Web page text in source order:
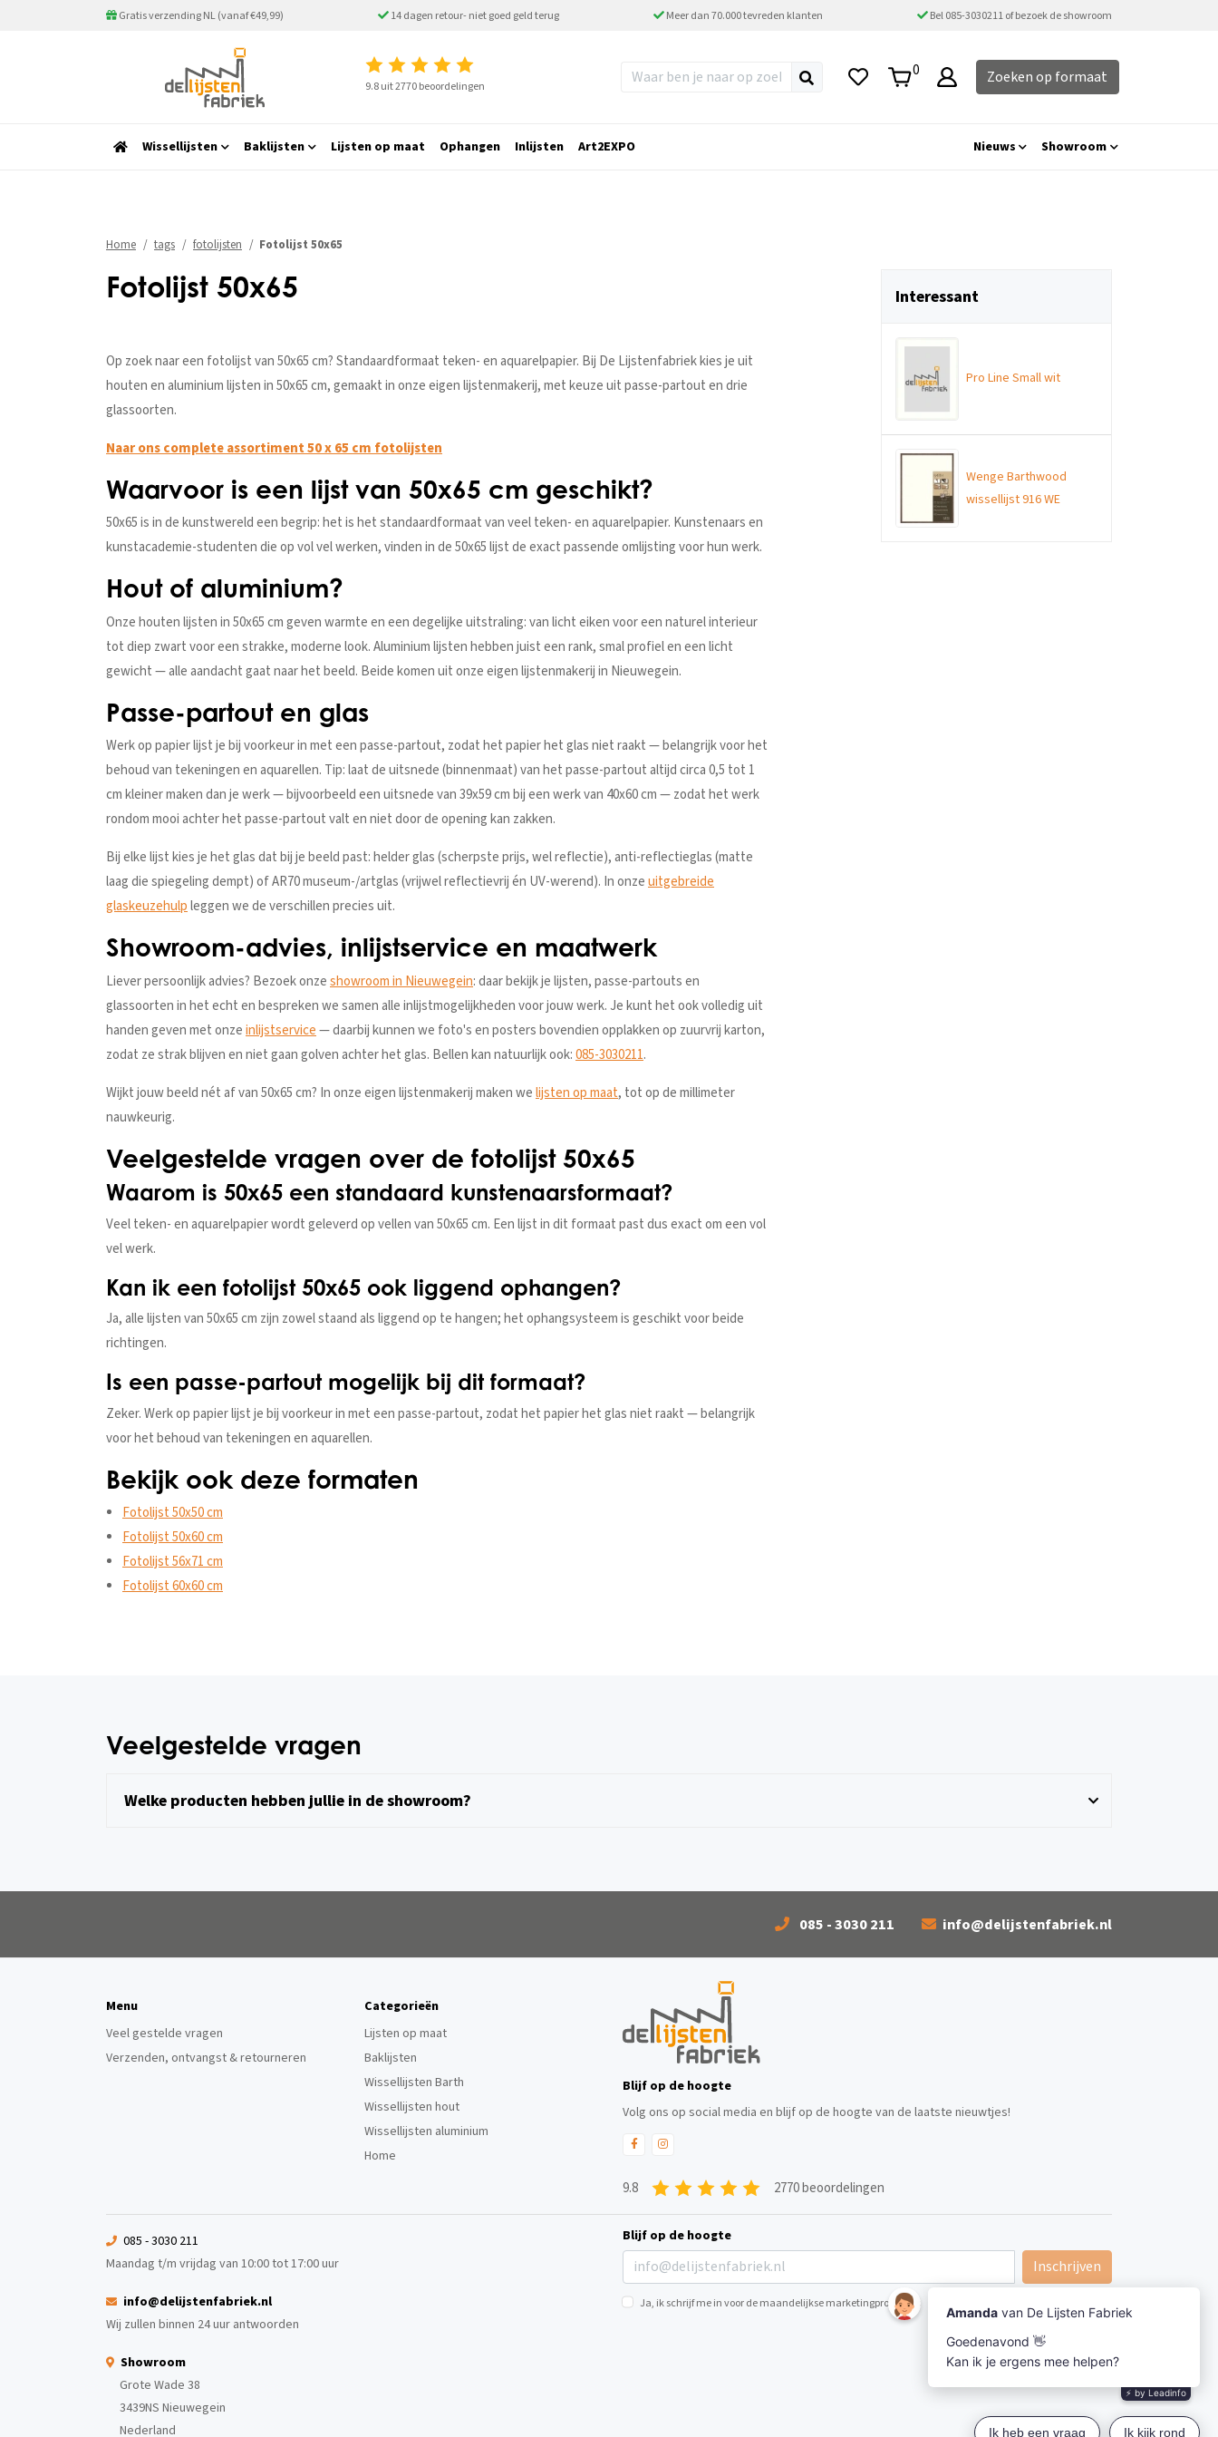
Gratis verzending NL (vanaf €49,99) 14 dagen retour- niet goed geld terug Meer dan 70.000 tevreden klanten Bel 085-3030211 of bezoek de showroom
9.8 uit 2770 beoordelingen
0 Zoeken op formaat
Wissellijsten Baklijsten Lijsten op maat Ophangen Inlijsten Art2EXPO Nieuws Showroom
Home tags fotolijsten Fotolijst 50x65
Fotolijst 50x65
Op zoek naar een fotolijst van 50x65 cm? Standaardformaat teken- en aquarelpapier. Bij De Lijstenfabriek kies je uit
houten en aluminium lijsten in 50x65 cm, gemaakt in onze eigen lijstenmakerij, met keuze uit passe-partout en drie
glassoorten.
Naar ons complete assortiment 50 x 65 cm fotolijsten
Waarvoor is een lijst van 50x65 cm geschikt?
50x65 is in de kunstwereld een begrip: het is het standaardformaat van veel teken- en aquarelpapier. Kunstenaars en
kunstacademie-studenten die op vol vel werken, vinden in de 50x65 lijst de exact passende omlijsting voor hun werk.
Hout of aluminium?
Onze houten lijsten in 50x65 cm geven warmte en een degelijke uitstraling: van licht eiken voor een naturel interieur
tot diep zwart voor een strakke, moderne look. Aluminium lijsten hebben juist een rank, smal profiel en een licht
gewicht — alle aandacht gaat naar het beeld. Beide komen uit onze eigen lijstenmakerij in Nieuwegein.
Passe-partout en glas
Werk op papier lijst je bij voorkeur in met een passe-partout, zodat het papier het glas niet raakt — belangrijk voor het
behoud van tekeningen en aquarellen. Tip: laat de uitsnede (binnenmaat) van het passe-partout altijd circa 0,5 tot 1
cm kleiner maken dan je werk — bijvoorbeeld een uitsnede van 39x59 cm bij een werk van 40x60 cm — zodat het werk
rondom mooi achter het passe-partout valt en niet door de opening kan zakken.
Bij elke lijst kies je het glas dat bij je beeld past: helder glas (scherpste prijs, wel reflectie), anti-reflectieglas (matte
laag die spiegeling dempt) of AR70 museum-/artglas (vrijwel reflectievrij én UV-werend). In onzeuitgebreide
glaskeuzehulpleggen we de verschillen precies uit.
Showroom-advies, inlijstservice en maatwerk
Liever persoonlijk advies? Bezoek onzeshowroom in Nieuwegein: daar bekijk je lijsten, passe-partouts en
glassoorten in het echt en bespreken we samen alle inlijstmogelijkheden voor jouw werk. Je kunt het ook volledig uit
handen geven met onzeinlijstservice— daarbij kunnen we foto's en posters bovendien opplakken op zuurvrij karton,
zodat ze strak blijven en niet gaan golven achter het glas. Bellen kan natuurlijk ook:085-3030211.
Wijkt jouw beeld nét af van 50x65 cm? In onze eigen lijstenmakerij maken welijsten op maat, tot op de millimeter
nauwkeurig.
Veelgestelde vragen over de fotolijst 50x65
Waarom is 50x65 een standaard kunstenaarsformaat?
Veel teken- en aquarelpapier wordt geleverd op vellen van 50x65 cm. Een lijst in dit formaat past dus exact om een vol
vel werk.
Kan ik een fotolijst 50x65 ook liggend ophangen?
Ja, alle lijsten van 50x65 cm zijn zowel staand als liggend op te hangen; het ophangsysteem is geschikt voor beide
richtingen.
Is een passe-partout mogelijk bij dit formaat?
Zeker. Werk op papier lijst je bij voorkeur in met een passe-partout, zodat het papier het glas niet raakt — belangrijk
voor het behoud van tekeningen en aquarellen.
Bekijk ook deze formaten
Fotolijst 50x50 cm
Fotolijst 50x60 cm
Fotolijst 56x71 cm
Fotolijst 60x60 cm
Interessant
Pro Line Small wit
Wenge Barthwood
wissellijst 916 WE
Veelgestelde vragen
Welke producten hebben jullie in de showroom?
085 - 3030 211 info@delijstenfabriek.nl
Menu
Veel gestelde vragen
Verzenden, ontvangst & retourneren
Categorieën
Lijsten op maat
Baklijsten
Wissellijsten Barth
Wissellijsten hout
Wissellijsten aluminium
Home
Blijf op de hoogte
Volg ons op social media en blijf op de hoogte van de laatste nieuwtjes!
9.8 2770 beoordelingen
085 - 3030 211
Maandag t/m vrijdag van 10:00 tot 17:00 uur
info@delijstenfabriek.nl
Wij zullen binnen 24 uur antwoorden
Showroom
Grote Wade 38
3439NS Nieuwegein
Nederland
Blijf op de hoogte
Inschrijven
Ja, ik schrijf me in voor de maandelijkse marketingpromoties